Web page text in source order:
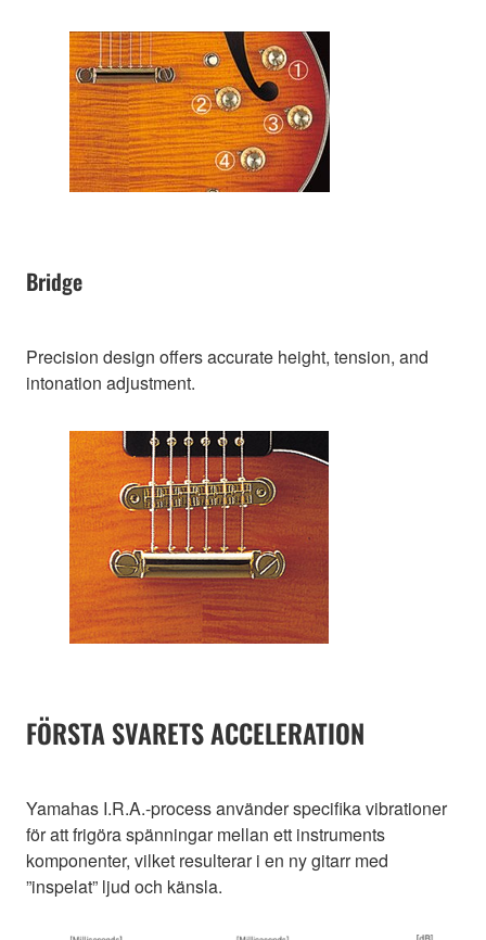
Bridge
Precision design offers accurate height, tension, and
intonation adjustment.
FÖRSTA SVARETS ACCELERATION
Yamahas I.R.A.-process använder specifika vibrationer
för att frigöra spänningar mellan ett instruments
komponenter, vilket resulterar i en ny gitarr med
”inspelat” ljud och känsla.